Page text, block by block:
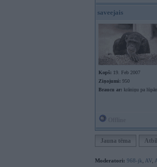
saveejais
Kopš: 19. Feb 2007
Ziņojumi: 950
Braucu ar: krāniņu pa
Jauna tēma
Moderatori: 968-jk AV